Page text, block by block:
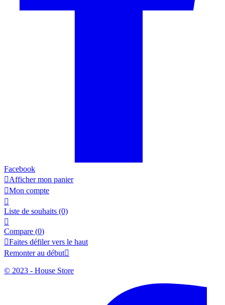
Facebook
Afficher mon panier
Mon compte

Liste de souhaits (0)

Compare (0)
Faites défiler vers le haut
Remonter au début
© 2023 - House Store